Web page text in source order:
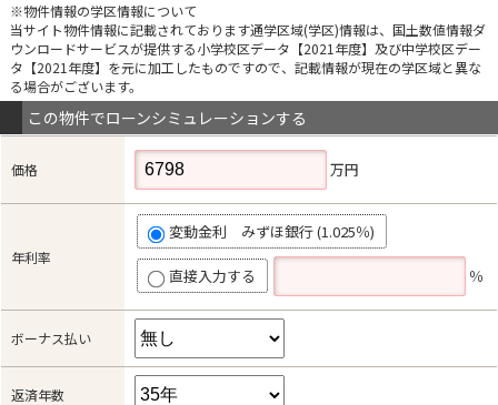
※物件情報の学区情報について
当サイト物件情報に記載されております通学区域(学区)情報は、国土数値情報ダ
ウンロードサービスが提供する小学校区データ【2021年度】及び中学校区デー
タ【2021年度】を元に加工したものですので、記載情報が現在の学区域と異な
る場合がございます。
この物件でローンシミュレーションする
価格 万円
年利率
変動金利 みずほ銀行 (1.025％)
直接入力する ％
ボーナス払い
返済年数